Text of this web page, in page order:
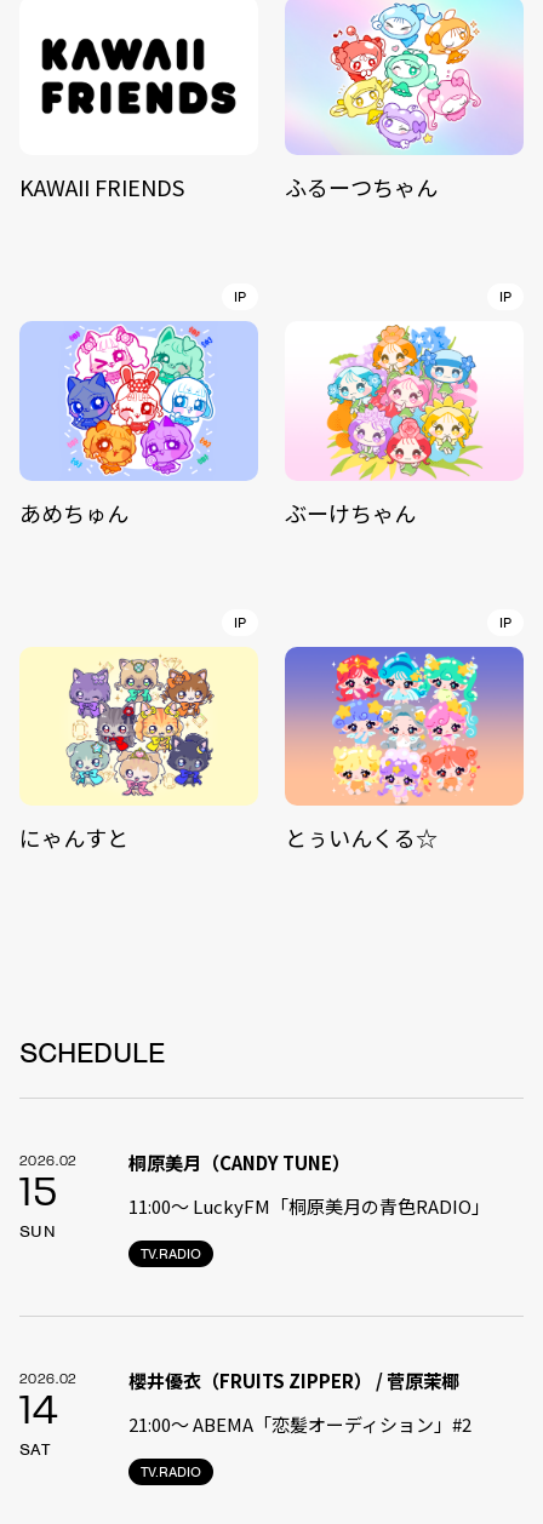
KAWAII FRIENDS ふるーつちゃん
IP
あめちゅん
IP
ぶーけちゃん
IP
にゃんすと
IP
とぅいんくる☆
SCHEDULE
2026.02
15
SUN
TV.RADIO
桐原美月（CANDY TUNE）
11:00〜 LuckyFM「桐原美月の青色RADIO」
2026.02
14
SAT
TV.RADIO
櫻井優衣（FRUITS ZIPPER） / 菅原茉椰
21:00〜 ABEMA「恋髪オーディション」#2